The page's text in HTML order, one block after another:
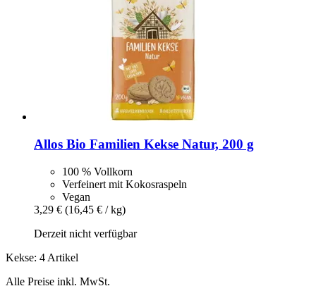
Allos Bio Familien Kekse Natur, 200 g
100 % Vollkorn
Verfeinert mit Kokosraspeln
Vegan
3,29 € (16,45 € / kg)
Derzeit nicht verfügbar
Kekse: 4 Artikel
Alle Preise inkl. MwSt.